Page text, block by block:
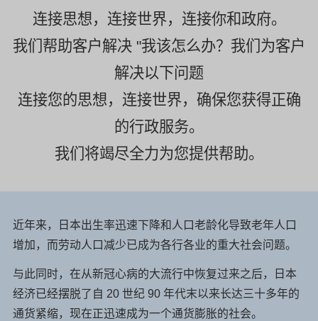
连接思想，连接世界，连接你和政府。
我们帮助客户解决 "我该怎么办？我们为客户
解决以下问题
连接您的思想，连接世界，确保您获得正确
的行政服务。
我们将竭尽全力为您提供帮助。
近年来，日本出生率迅速下降和人口老龄化导致老年人口
增加，而劳动人口减少已成为各行各业的重大社会问题。
与此同时，在从新冠心病的大流行中恢复过来之后，日本
经济已经摆脱了自 20 世纪 90 年代末以来长达三十多年的
通货紧缩，现在正迅速成为一个通货膨胀的社会。